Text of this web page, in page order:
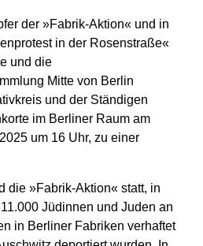
der »Fabrik-Aktion« und in
in der Rosenstraße«
und die
Mitte von Berlin
und der Ständigen
im Berliner Raum am
um 16 Uhr, zu einer
die »Fabrik-Aktion« statt, in
Jüdinnen und Juden an
in Berliner Fabriken verhaftet